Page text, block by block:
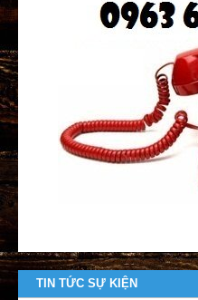
TIN TỨC SỰ KIỆN